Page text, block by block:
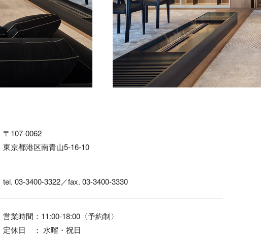
〒107-0062
東京都港区南青山5-16-10
tel. 03-3400-3322／fax. 03-3400-3330
営業時間：11:00-18:00〈予約制〉
定休日 ： 水曜・祝日